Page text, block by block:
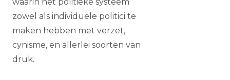
zowel als individuele politici te
maken hebben met verzet,
cynisme, en allerlei soorten van
druk.